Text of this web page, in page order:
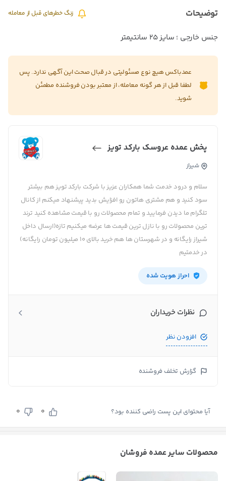
توضیحات زنگ خطرهای قبل از معامله
جنس خارجی ؛ سایز ۲۵ سانتیمتر
عمدباکس هیچ نوع مسئولیتی در قبال صحت این آگهی ندارد. پس
لطفا قبل از هر گونه معامله، از معتبر بودن فروشنده مطمئن
شوید.
پخش عمده عروسک بارکد تویز
شیراز
سلام و درود خدمت شما همکاران عزیز با شرکت بارکد تویز هم بیشتر
سود کنید و هم مشتری هاتون رو افزایش بدید پیشنهاد میکنم از کانال
تلگرام ما دیدن فرمایید و تمام محصولات رو با قیمت مشاهده کنید ترند
ترین محصولات رو با نازل ترین قیمت ها عرضه میکنیم تازه(ارسال داخل
شیراز رایگانه و در شهرستان ها هم خرید بالای ۱۰ میلیون تومان رایگانه)
در خدمتیم
احراز هویت شده
نظرات خریداران
افزودن نظر
گزارش تخلف فروشنده
آیا محتوای این پست راضی کننده بود؟ 0
0
محصولات سایر عمده فروشان